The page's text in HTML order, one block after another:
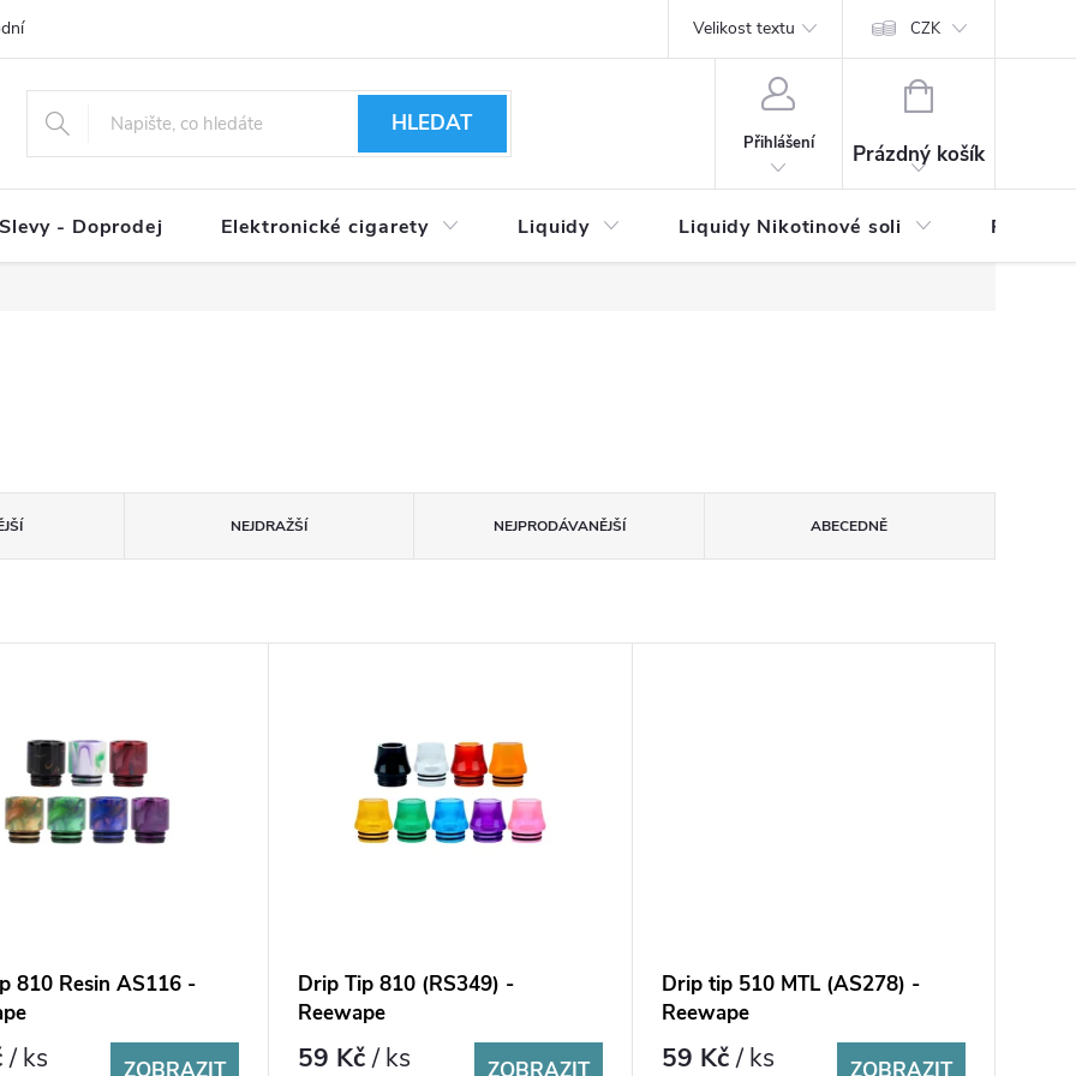
podmínky Reklamační řád Vrácení zboží a reklamace
Velikost textu CZK
HLEDAT
Přihlášení
NÁKUPNÍ
Prázdný košík
- Doprodej Elektronické cigarety Liquidy Liquidy Nikotinové soli
NEJDRAŽŠÍ NEJPRODÁVANĚJŠÍ ABECEDNĚ
810 Resin AS116 -
/ ks ZOBRAZIT
Drip Tip 810 (RS349) -
Reewape
59 Kč/ ks ZOBRAZIT
Drip tip 510 MTL (AS278) -
Reewape
59 Kč / ks ZOBRAZIT